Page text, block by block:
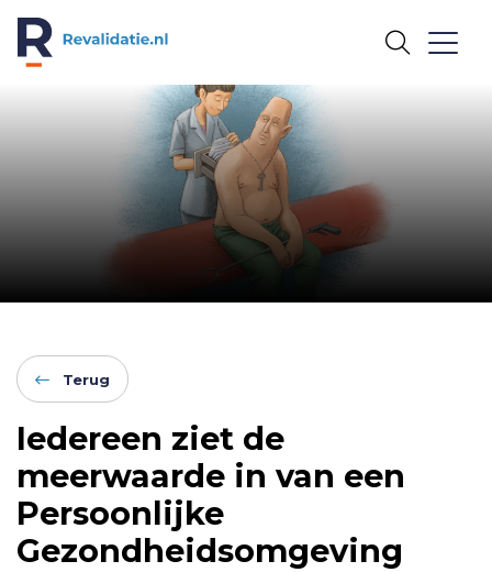
REVALIDATIE.NL
Terug
Iedereen ziet de
meerwaarde in van een
Persoonlijke
Gezondheidsomgeving